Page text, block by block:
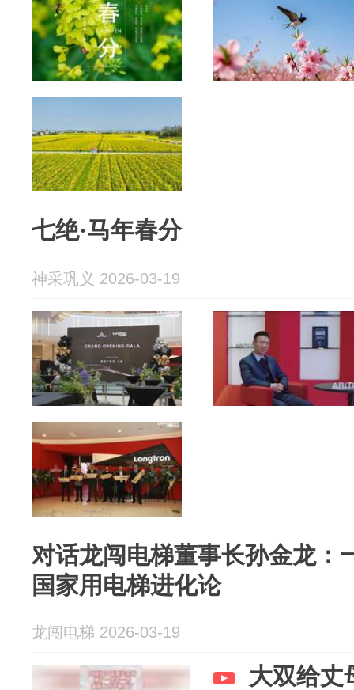
七绝·马年春分
神采巩义 2026-03-19
对话龙闯电梯董事长孙金龙：
国家用电梯进化论
龙闯电梯 2026-03-19
大双给丈